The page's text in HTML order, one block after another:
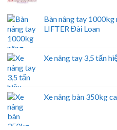
Bàn nâng tay
LIFTER Đài Loan
Xe nâng tay 3,5 tấn
Xe nâng bàn 350kg